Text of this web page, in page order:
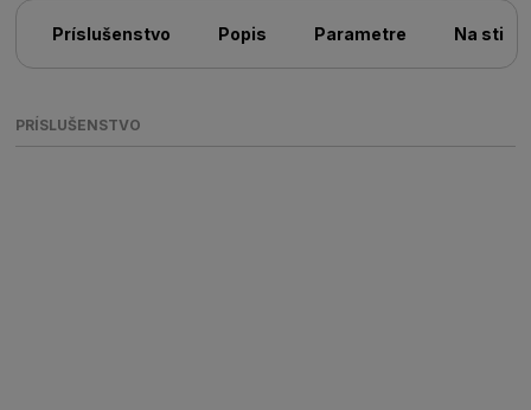
Príslušenstvo Popis Parametre Na
PRÍSLUŠENSTVO